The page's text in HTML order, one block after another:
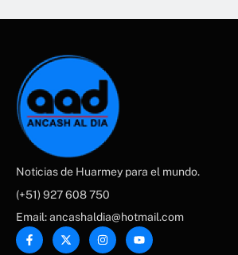
Noticias de Huarmey para el mundo.
(+51) 927 608 750
Email: ancashaldia@hotmail.com